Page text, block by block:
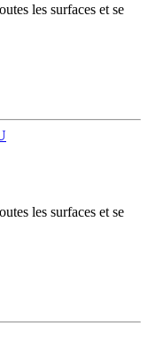
les surfaces et se
les surfaces et se